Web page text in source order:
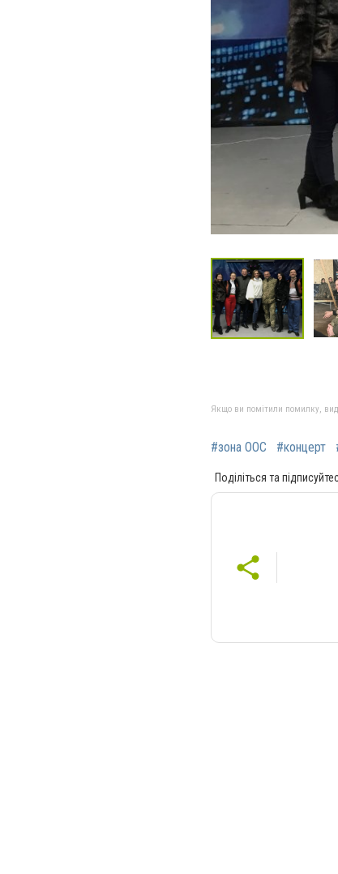
Якщо ви помітили помилку,
#зона ООС #концерт
Поділіться та